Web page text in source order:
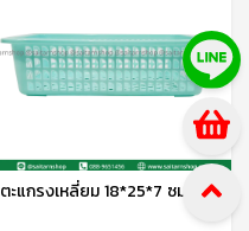
ตะแกรงเหลี่ยม 18*25*7 ซม.สีพาสเทล S-0077 SIP